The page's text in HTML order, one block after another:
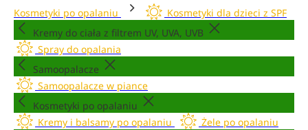
Kosmetyki po opalaniu
Kosmetyki dla dzieci z SPF
Kremy do ciała z filtrem UV, UVA, UVB
Spray do opalania
Samoopalacze
Samoopalacze w piance
Kosmetyki po opalaniu
Kremy i balsamy po opalaniu
Żele po opalaniu